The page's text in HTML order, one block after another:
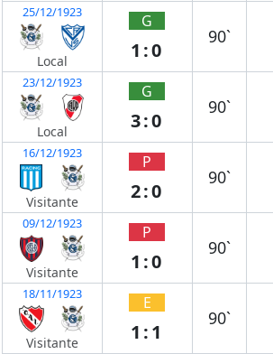
25/12/1923
Local
G
1:0
90`
23/12/1923
Local
G
3:0
90`
16/12/1923
Visitante
P
2:0
90`
09/12/1923
Visitante
P
1:0
90`
18/11/1923
Visitante
E
1:1
90`